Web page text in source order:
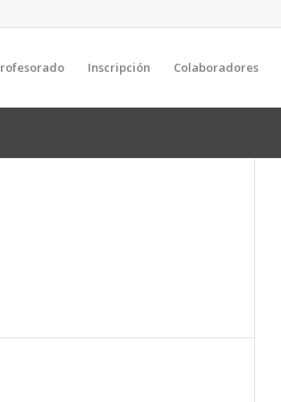
Inscripción Colaboradores